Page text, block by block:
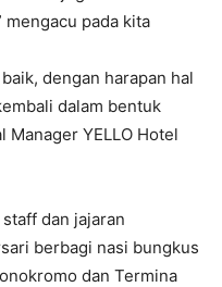
mengacu pada kita
dengan harapan hal
dalam bentuk
Manager YELLO Hotel
dan jajaran
berbagi nasi bungkus
dan Termina